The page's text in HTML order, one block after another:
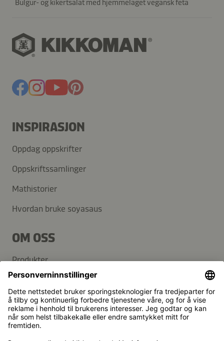
Bulgur- og kikertsalat med hjemmelaget vegansk feta
INSPIRASJON
Oppdag oppskrifter
Oppskriftssamlinger
Mathistorier
Hvordan bruke soyasaus
OM OSS
Produkter
Kikkoman-konsernet
Bærekraft
KUNDESERVICE